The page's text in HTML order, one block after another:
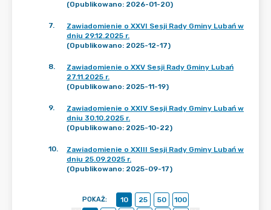
(Opublikowano: 2026-01-20)
7.
Zawiadomienie o XXVI Sesji Rady Gminy Lubań w
dniu 29.12.2025 r.
(Opublikowano: 2025-12-17)
8.
Zawiadomienie o XXV Sesji Rady Gminy Lubań
27.11.2025 r.
(Opublikowano: 2025-11-19)
9.
Zawiadomienie o XXIV Sesji Rady Gminy Lubań w
dniu 30.10.2025 r.
(Opublikowano: 2025-10-22)
10.
Zawiadomienie o XXIII Sesji Rady Gminy Lubań w
dniu 25.09.2025 r.
(Opublikowano: 2025-09-17)
POKAŻ: 10 25 50
100